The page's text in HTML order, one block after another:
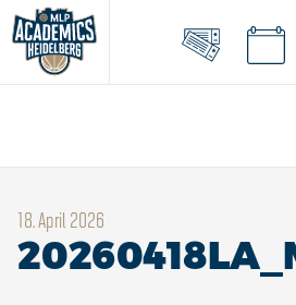
18. April 2026